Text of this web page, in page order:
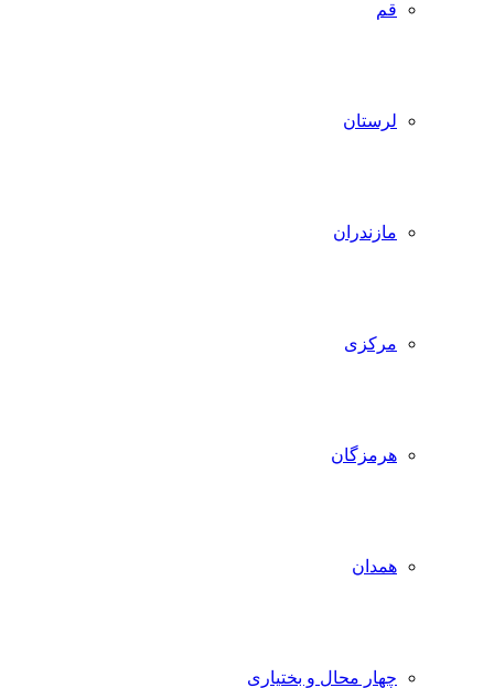
قم
لرستان
مازندران
مرکزی
هرمزگان
همدان
چهار محال و بختیاری